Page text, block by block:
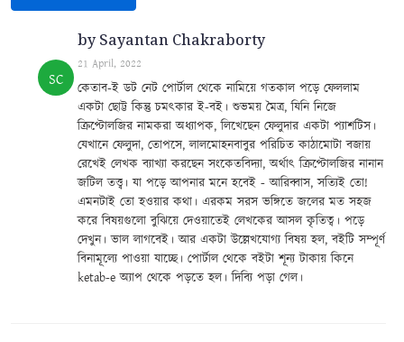
SC
by Sayantan Chakraborty
21 April, 2022
কেতাব-ই ডট নেট পোর্টাল থেকে নামিয়ে গতকাল পড়ে ফেললাম
একটা ছোট্ট কিন্তু চমৎকার ই-বই। শুভময় মৈত্র, যিনি নিজে
ক্রিপ্টোলজির নামকরা অধ্যাপক, লিখেছেন ফেলুদার একটা প্যাশটিস।
যেখানে ফেলুদা, তোপসে, লালমোহনবাবুর পরিচিত কাঠামোটা বজায়
রেখেই লেখক ব্যাখ্যা করছেন সংকেতবিদ্যা, অর্থাৎ ক্রিপ্টোলজির নানান
জটিল তত্ত্ব। যা পড়ে আপনার মনে হবেই - আরিব্বাস, সত্যিই তো!
এমনটাই তো হওয়ার কথা। এরকম সরস ভঙ্গিতে জলের মত সহজ
করে বিষয়গুলো বুঝিয়ে দেওয়াতেই লেখকের আসল কৃতিত্ব। পড়ে
দেখুন। ভাল লাগবেই। আর একটা উল্লেখযোগ্য বিষয় হল, বইটি সম্পূর্ণ
বিনামূল্যে পাওয়া যাচ্ছে। পোর্টাল থেকে বইটা শূন্য টাকায় কিনে
ketab-e অ্যাপ থেকে পড়তে হল। দিব্যি পড়া গেল।